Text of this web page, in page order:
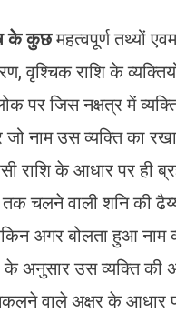
के कुछमहत्वपूर्ण तथ्यों
वृश्चिक राशि के
पर जिस नक्षत्र में
नाम उस व्यक्ति का रखा
राशि के आधार पर ही
चलने वाली शनि की
अगर बोलता हुआ नाम
अनुसार उस व्यक्ति की
वाले अक्षर के आधार पर